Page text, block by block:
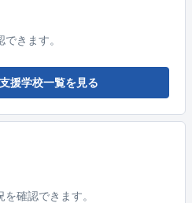
きます。
援学校一覧を見る
確認できます。